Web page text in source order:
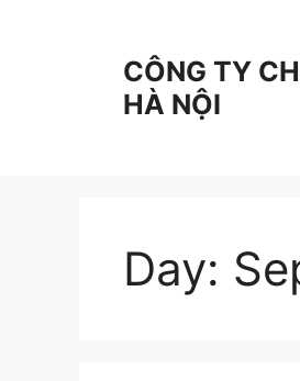
CÔNG TY
HÀ NỘI
Day: